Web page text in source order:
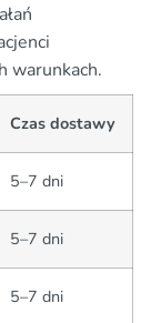
warunkach.
Czas dostawy
5–7 dni
5–7 dni
5–7 dni